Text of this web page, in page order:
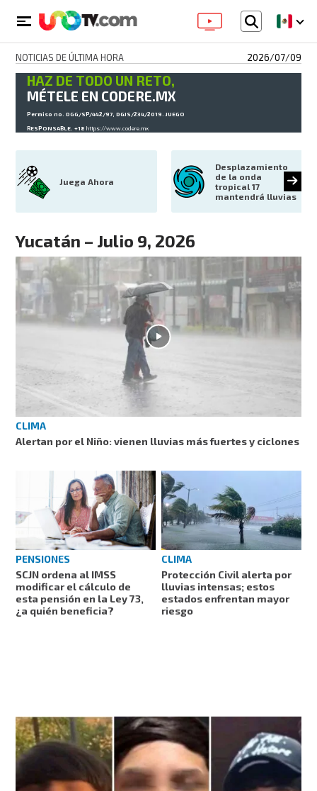
NOTICIAS DE ÚLTIMA HORA 2026/07/09
HAZ DE TODO UN RETO,
MÉTELE EN CODERE.MX
Permiso no. DGG/SP/442/97, DGJS/234/2019. JUEGO
RESPONSABLE. +18https://www.codere.mx
Juega Ahora
Desplazamiento
de la onda
tropical 17
mantendrá lluvias
Yucatán – Julio 9, 2026
CLIMA
Alertan por el Niño: vienen lluvias más fuertes y ciclones
PENSIONES
SCJN ordena al IMSS
modificar el cálculo de
esta pensión en la Ley 73,
¿a quién beneficia?
CLIMA
Protección Civil alerta por
lluvias intensas; estos
estados enfrentan mayor
riesgo